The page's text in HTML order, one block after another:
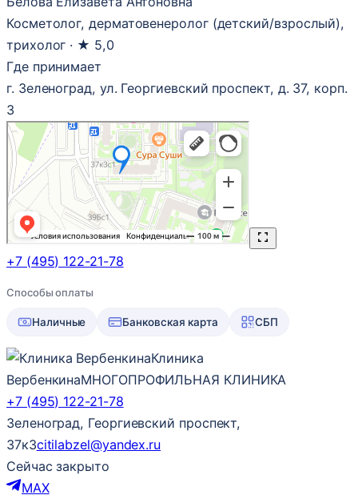
Косметолог, дерматовенеролог (детский/взрослый),
трихолог · ★ 5,0
Где принимает
г. Зеленоград, ул. Георгиевский проспект, д. 37, корп.
3
+7 (495) 122-21-78
Способы оплаты
Наличные Банковская карта СБП
Клиника
ВербенкинаМНОГОПРОФИЛЬНАЯ КЛИНИКА
+7 (495) 122-21-78
Зеленоград, Георгиевский проспект,
37к3citilabzel@yandex.ru
Сейчас закрыто
MAX